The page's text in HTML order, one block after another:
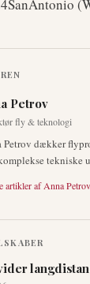
Petrov
fly & teknologi
Petrov dækker
tekniske
artikler af Anna Petrov